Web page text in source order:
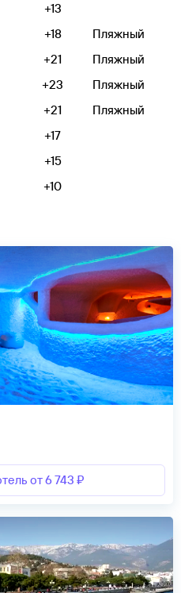
+13
+18
Пляжный
+21
Пляжный
+23
Пляжный
+21
Пляжный
+17
+15
+10
от 6 743 ₽